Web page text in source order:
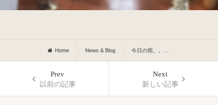
Home News & Blog 今日の雨。。。。
Prev
以前の記事
Next
新しい記事